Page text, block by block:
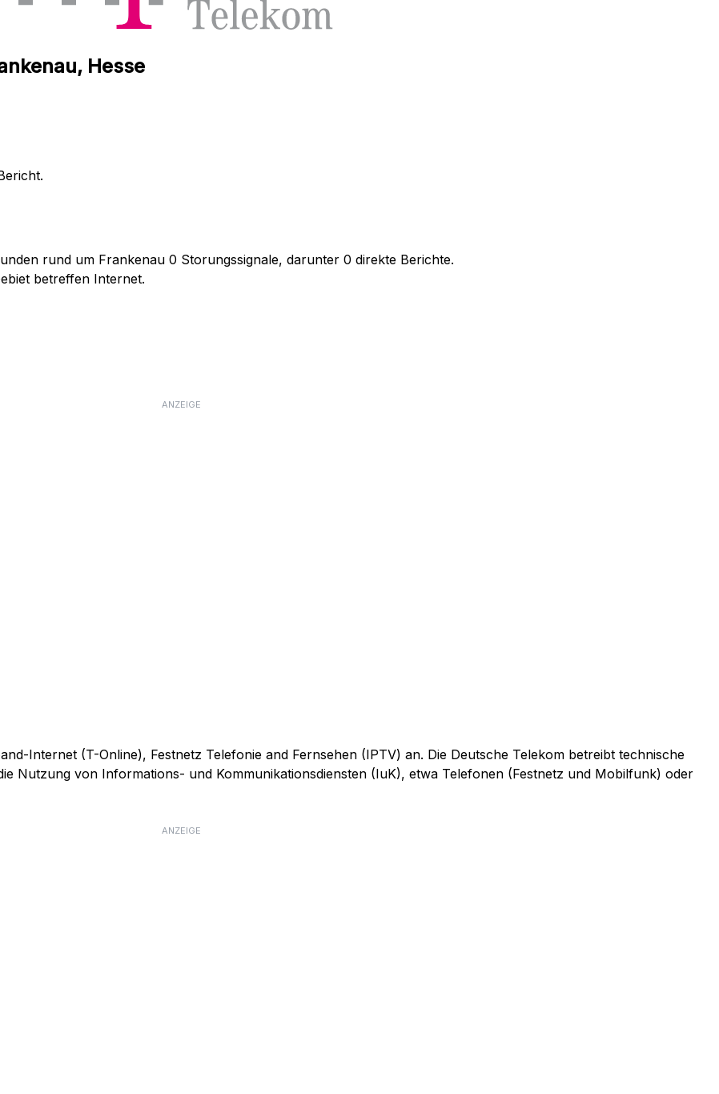
Hesse
rund um Frankenau 0 Storungssignale, darunter 0 direkte Berichte.
betreffen Internet.
ANZEIGE
Internet (T-Online), Festnetz Telefonie and Fernsehen (IPTV) an. Die Deutsche Telekom betreibt technische
Nutzung von Informations- und Kommunikationsdiensten (IuK), etwa Telefonen (Festnetz und Mobilfunk) oder
ANZEIGE